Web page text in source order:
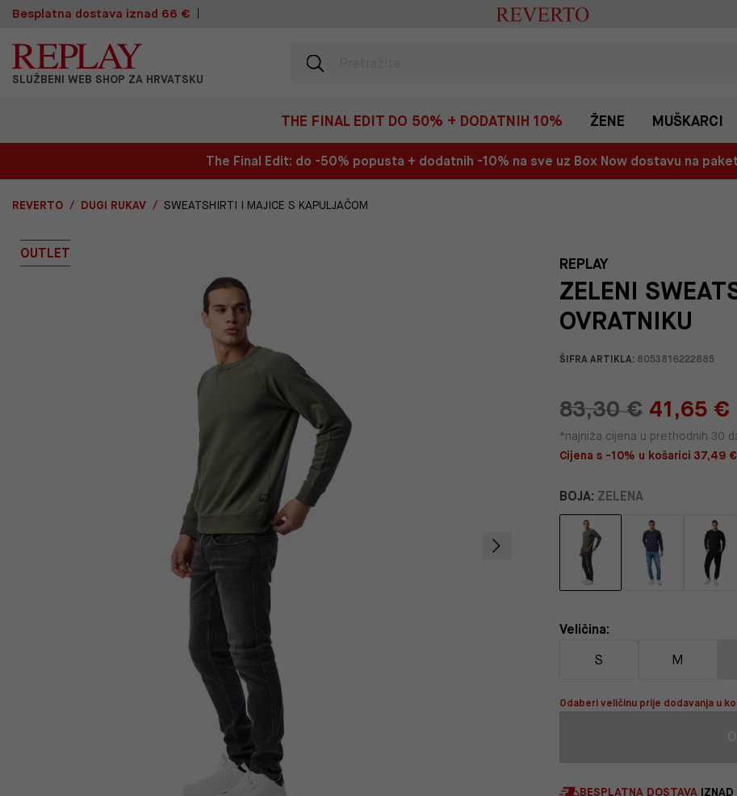
Besplatna dostava iznad 66 €
SLUŽBENI WEB SHOP ZA HRVATSKU
THE FINAL EDIT DO 50% + DODATNIH 10% ŽENE MUŠKARCI
The Final Edit: do -50% popusta + dodatnih -10% na sve uz Box Now dostavu na
REVERTO DUGI RUKAV SWEATSHIRTI I MAJICE S KAPULJAČOM
OUTLET
REPLAY
ZELENI
OVRATNIKU
ŠIFRA ARTIKLA:8053816222885
83,30 € 41,65 €
*najniža cijena u prethodnih 30
Cijena s -10% u košarici 37,49
BOJA: ZELENA
Veličina:
S M
Odaberi veličinu prije dodavanja u
BESPLATNA DOSTAVA